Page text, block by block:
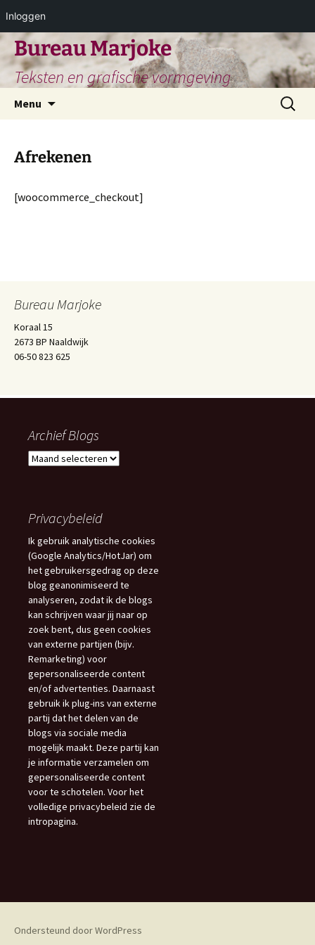
Inloggen
Ga
naar
inhoud
Bureau Marjoke
Teksten en grafische vormgeving
Menu
Zoeken
naar:
Afrekenen
[woocommerce_checkout]
Bureau Marjoke
Koraal 15
2673 BP Naaldwijk
06-50 823 625
Archief Blogs
Archief
Privacybeleid
Ik gebruik analytische cookies
(Google Analytics/HotJar) om
het gebruikersgedrag op deze
blog geanonimiseerd te
analyseren, zodat ik de blogs
kan schrijven waar jij naar op
zoek bent, dus geen cookies
van externe partijen (bijv.
Remarketing) voor
gepersonaliseerde content
en/of advertenties. Daarnaast
gebruik ik plug-ins van externe
partij dat het delen van de
blogs via sociale media
mogelijk maakt. Deze partij kan
je informatie verzamelen om
gepersonaliseerde content
voor te schotelen. Voor het
volledige privacybeleid zie de
intropagina.
Ondersteund door WordPress